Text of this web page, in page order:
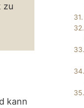
zu
kann